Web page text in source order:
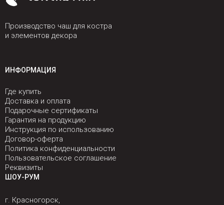
Производство чаш для костра
и элементов декора
ИНФОРМАЦИЯ
Где купить
Доставка и оплата
Подарочные сертификаты
Гарантия на продукцию
Инструкция по использованию
Договор-оферта
Политика конфиденциальности
Пользовательское соглашение
Реквизиты
ШОУ-РУМ
г. Красногорск,